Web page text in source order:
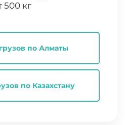
500 кг
по Алматы
по Казахстану